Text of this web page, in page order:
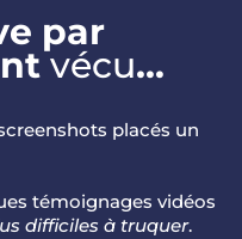
par
vécu...
placés un
témoignages vidéos
difficiles à truquer.